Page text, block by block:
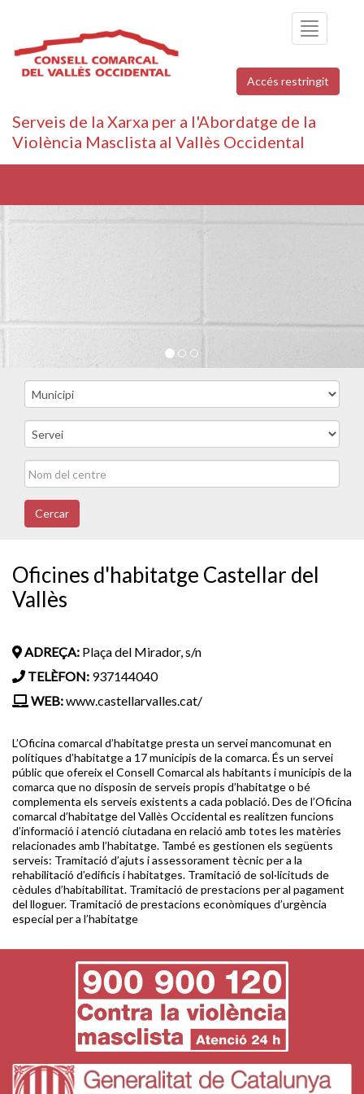
Toggle
navigation
Accés restringit
Serveis de la Xarxa per a l'Abordatge de la
Violència Masclista al Vallès Occidental
Cercar
Oficines d'habitatge Castellar del
Vallès
ADREÇA: Plaça del Mirador, s/n
TELÈFON: 937144040
WEB:www.castellarvalles.cat/
L’Oficina comarcal d’habitatge presta un servei mancomunat en
polítiques d’habitatge a 17 municipis de la comarca. És un servei
públic que ofereix el Consell Comarcal als habitants i municipis de la
comarca que no disposin de serveis propis d’habitatge o bé
complementa els serveis existents a cada població. Des de l’Oficina
comarcal d’habitatge del Vallès Occidental es realitzen funcions
d’informació i atenció ciutadana en relació amb totes les matèries
relacionades amb l’habitatge. També es gestionen els següents
serveis: Tramitació d’ajuts i assessorament tècnic per a la
rehabilitació d’edificis i habitatges. Tramitació de sol·licituds de
cèdules d’habitabilitat. Tramitació de prestacions per al pagament
del lloguer. Tramitació de prestacions econòmiques d’urgència
especial per a l’habitatge